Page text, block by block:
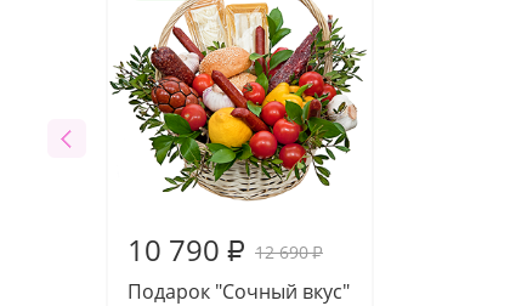
10 790 ₽ 12 690₽
Подарок "Сочный вкус"